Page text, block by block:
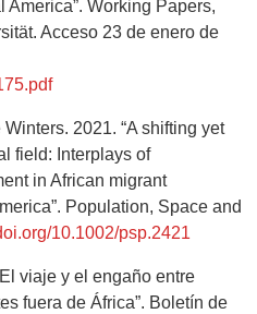
Working Papers,
Acceso 23 de enero de
2021. “A shifting yet
field: Interplays of
in African migrant
Population, Space and
10.1002/psp.2421
viaje y el engaño entre
fuera de África”. Boletín de